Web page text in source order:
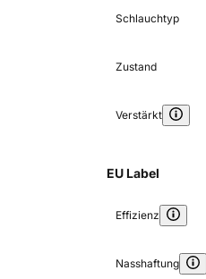
Schlauchtyp
Zustand
Verstärkt
EU Label
Effizienz
Nasshaftung